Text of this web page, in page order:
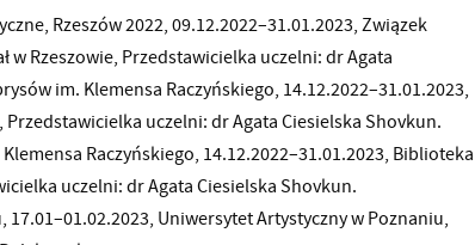
Rzeszów 2022, 09.12.2022–31.01.2023, Związek
w Rzeszowie, Przedstawicielka uczelni: dr Agata
im. Klemensa Raczyńskiego, 14.12.2022–31.01.2023,
uczelni: dr Agata Ciesielska Shovkun.
Raczyńskiego, 14.12.2022–31.01.2023, Biblioteka
uczelni: dr Agata Ciesielska Shovkun.
17.01–01.02.2023, Uniwersytet Artystyczny w Poznaniu,